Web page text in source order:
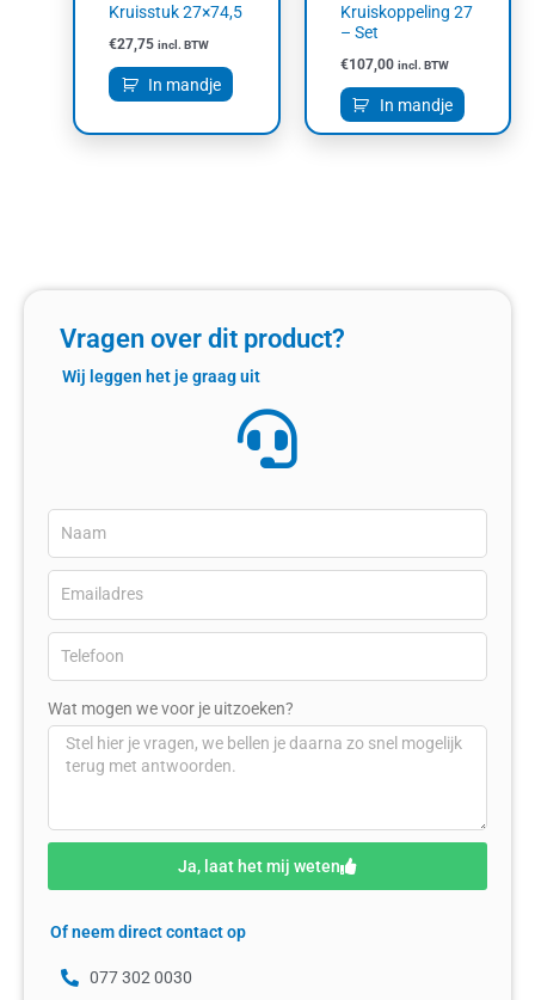
Kruisstuk 27×74,5
€27,75 incl. BTW
In mandje
Kruiskoppeling 27
– Set
€107,00 incl. BTW
In mandje
Vragen over dit product?
Wij leggen het je graag uit
Wat mogen we voor je uitzoeken?
Ja, laat het mij weten
Of neem direct contact op
077 302 0030